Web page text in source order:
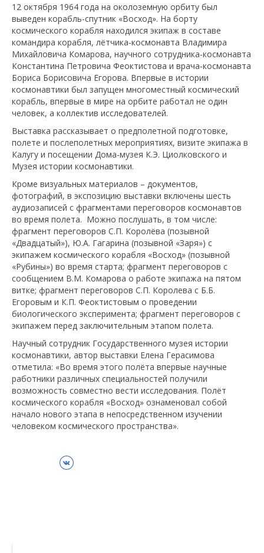
12 октября 1964 года на околоземную орбиту был
выведен корабль-спутник «Восход». На борту
космического корабля находился экипаж в составе
командира корабля, лётчика-космонавта Владимира
Михайловича Комарова, научного сотрудника-космонавта
Константина Петровича Феоктистова и врача-космонавта
Бориса Борисовича Егорова. Впервые в истории
космонавтики был запущен многоместный космический
корабль, впервые в мире на орбите работал не один
человек, а коллектив исследователей.
Выставка рассказывает о предполетной подготовке,
полете и послеполетных мероприятиях, визите экипажа в
Калугу и посещении Дома-музея К.Э. Циолковского и
Музея истории космонавтики.
Кроме визуальных материалов – документов,
фотографий, в экспозицию выставки включены шесть
аудиозаписей с фрагментами переговоров космонавтов
во время полета. Можно послушать, в том числе:
фрагмент переговоров С.П. Королёва (позывной
«Двадцатый»), Ю.А. Гагарина (позывной «Заря») с
экипажем космического корабля «Восход» (позывной
«Рубины») во время старта; фрагмент переговоров с
сообщением В.М. Комарова о работе экипажа на пятом
витке; фрагмент переговоров С.П. Королева с Б.Б.
Егоровым и К.П. Феоктистовым о проведении
биологического эксперимента; фрагмент переговоров с
экипажем перед заключительным этапом полета.
Научный сотрудник Государственного музея истории
космонавтики, автор выставки Елена Герасимова
отметила: «Во время этого полёта впервые научные
работники различных специальностей получили
возможность совместно вести исследования. Полёт
космического корабля «Восход» ознаменовал собой
начало нового этапа в непосредственном изучении
человеком космического пространства».
ВКонтакте